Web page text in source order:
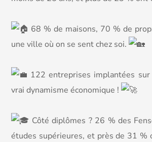
68 % de maisons, 70 % de
une ville où on se sent chez soi.
122 entreprises implantées
vrai dynamisme économique !
Côté diplômes ? 26 % des
études supérieures, et près de 31 %